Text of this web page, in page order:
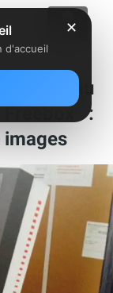
au
:
images
✕
d'accueil